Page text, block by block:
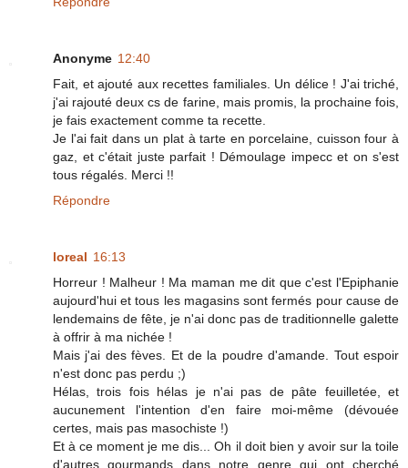
Anonyme 12:40
Fait, et ajouté aux recettes familiales. Un délice ! J'ai triché,
j'ai rajouté deux cs de farine, mais promis, la prochaine fois,
je fais exactement comme ta recette.
Je l'ai fait dans un plat à tarte en porcelaine, cuisson four à
gaz, et c'était juste parfait ! Démoulage impecc et on s'est
tous régalés. Merci !!
Répondre
loreal 16:13
Horreur ! Malheur ! Ma maman me dit que c'est l'Epiphanie
aujourd'hui et tous les magasins sont fermés pour cause de
lendemains de fête, je n'ai donc pas de traditionnelle galette
à offrir à ma nichée !
Mais j'ai des fèves. Et de la poudre d'amande. Tout espoir
n'est donc pas perdu ;)
Hélas, trois fois hélas je n'ai pas de pâte feuilletée, et
aucunement l'intention d'en faire moi-même (dévouée
certes, mais pas masochiste !)
Et à ce moment je me dis... Oh il doit bien y avoir sur la toile
d'autres gourmands dans notre genre qui ont cherché